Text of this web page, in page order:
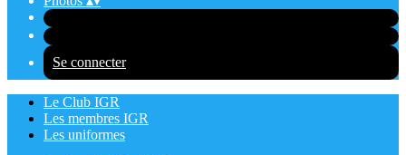
Se connecter
Le Club IGR
Les membres IGR
Les uniformes